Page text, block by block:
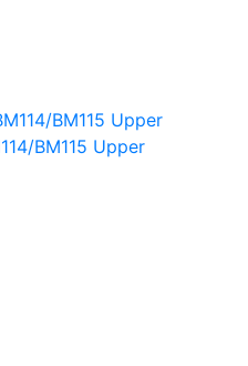
BM115 Upper